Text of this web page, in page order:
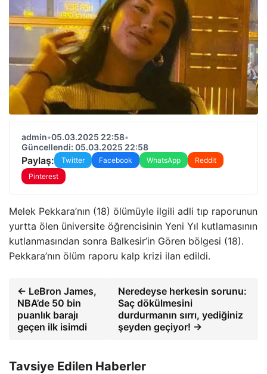
admin•05.03.2025 22:58•
Güncellendi: 05.03.2025 22:58
Paylaş: Twitter Facebook WhatsApp
Reddit
Pinterest
Melek Pekkara’nın (18) ölümüyle ilgili adli tıp raporunun
yurtta ölen üniversite öğrencisinin Yeni Yıl kutlamasının
kutlanmasından sonra Balkesir’in Gören bölgesi (18).
Pekkara’nın ölüm raporu kalp krizi ilan edildi.
← LeBron James,
NBA’de 50 bin
puanlık barajı
geçen ilk isimdi
Neredeyse herkesin sorunu:
Saç dökülmesini
durdurmanın sırrı, yediğiniz
şeyden geçiyor! →
Tavsiye Edilen Haberler